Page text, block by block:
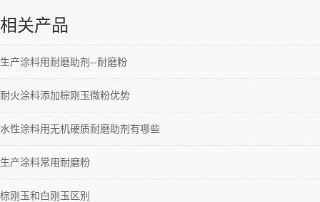
相关产品
生产涂料用耐磨助剂--耐磨粉
耐火涂料添加棕刚玉微粉优势
水性涂料用无机硬质耐磨助剂有哪些
生产涂料常用耐磨粉
棕刚玉和白刚玉区别